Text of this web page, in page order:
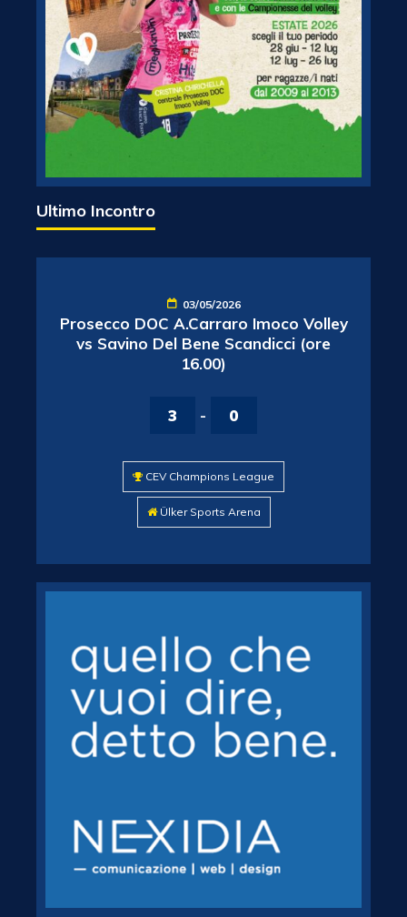
Ultimo Incontro
03/05/2026
Prosecco DOC A.Carraro Imoco Volley
vs Savino Del Bene Scandicci (ore
16.00)
3 - 0
CEV Champions League
Ülker Sports Arena